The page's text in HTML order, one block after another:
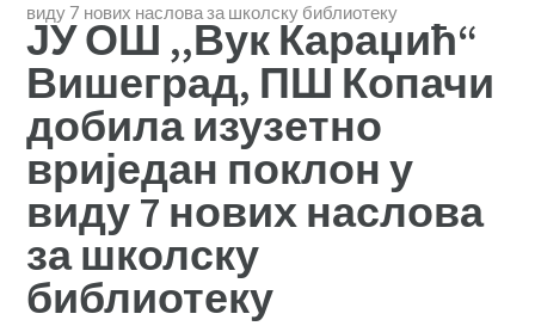
виду 7 нових наслова за школску библиотеку
ЈУ ОШ ,,Вук Караџић“
Вишеград, ПШ Копачи
добила изузетно
вриједан поклон у
виду 7 нових наслова
за школску
библиотеку